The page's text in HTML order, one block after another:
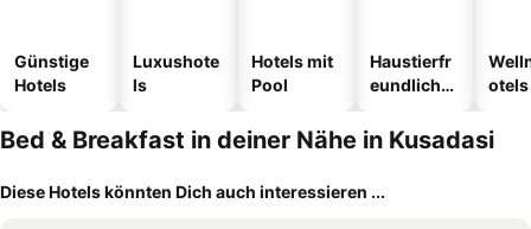
Günstige
Hotels
Luxushote
ls
Hotels mit
Pool
Haustierfr
eundliche
otels
Bed & Breakfast in deiner Nähe in Kusadasi
Diese Hotels könnten Dich auch interessieren ...